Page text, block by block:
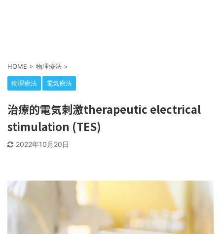
HOME > 物理療法 >
物理療法 電気療法
治療的電気刺激therapeutic electrical
stimulation (TES)
2022年10月20日